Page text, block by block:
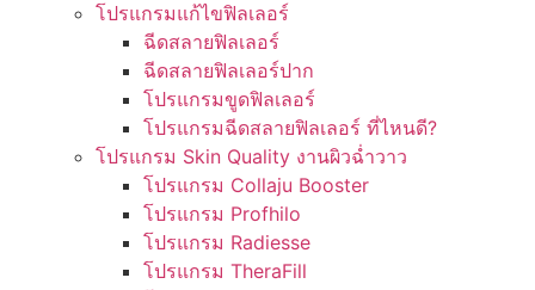
โปรแกรมแก้ไขฟิลเลอร์
ฉีดสลายฟิลเลอร์
ฉีดสลายฟิลเลอร์ปาก
โปรแกรมขูดฟิลเลอร์
โปรแกรมฉีดสลายฟิลเลอร์ ที่ไหนดี?
โปรแกรม Skin Quality งานผิวฉ่ำวาว
โปรแกรม Collaju Booster
โปรแกรม Profhilo
โปรแกรม Radiesse
โปรแกรม TheraFill